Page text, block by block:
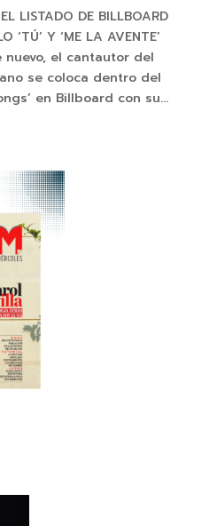
LISTADO DE BILLBOARD
‘TÚ’ Y ‘ME LA AVENTE’
nuevo, el cantautor del
se coloca dentro del
en Billboard con su...